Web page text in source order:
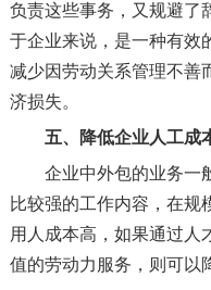
负责这些事务，又规避了
于企业来说，是一种有效
减少因劳动关系管理不善
济损失。
五、 降低企业人工成
企业中外包的业务一
比较强的工作内容，在规
用人成本高，如果通过人
值的劳动力服务，则可以